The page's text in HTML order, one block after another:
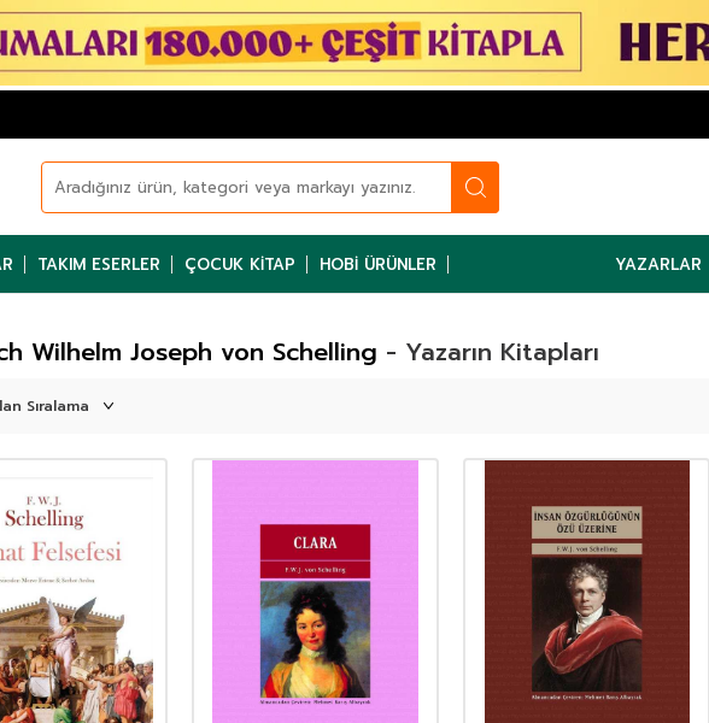
TAKIM ESERLER ÇOCUK KITAP HOBI ÜRÜNLER YAZARLAR
- Yazarın Kitapları
Wilhelm Joseph von Schelling